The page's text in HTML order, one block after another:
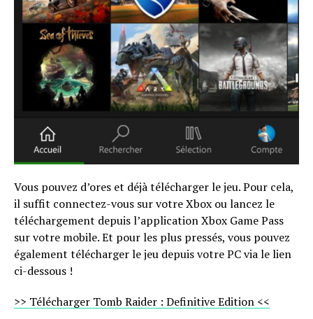
Vous pouvez d’ores et déjà télécharger le jeu. Pour cela,
il suffit connectez-vous sur votre Xbox ou lancez le
téléchargement depuis l’application Xbox Game Pass
sur votre mobile. Et pour les plus pressés, vous pouvez
également télécharger le jeu depuis votre PC via le lien
ci-dessous !
>> Télécharger Tomb Raider : Definitive Edition <<